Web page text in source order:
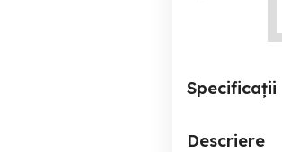
Specificații
Descriere